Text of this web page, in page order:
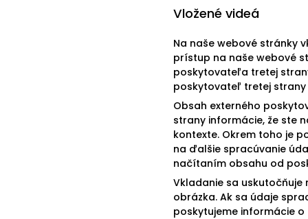
Vložené videá
Na naše webové stránky
prístup na naše webové
poskytovateľa tretej
poskytovateľ tretej
Obsah externého
strany informácie, že ste
kontexte. Okrem toho je
na ďalšie spracúvanie
načítaním obsahu od
Vkladanie sa
obrázka. Ak sa údaje
poskytujeme informácie